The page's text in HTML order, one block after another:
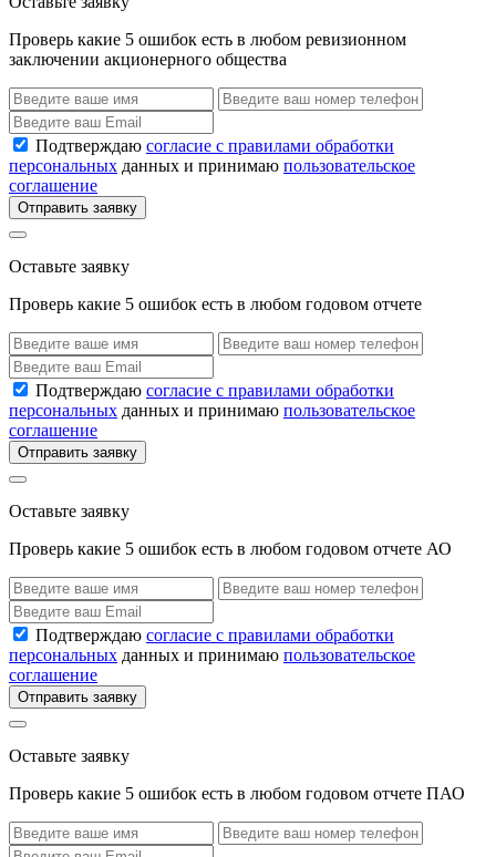
Проверь какие 5 ошибок есть в любом ревизионном
заключении акционерного общества
Подтверждаю согласие с правилами обработки
персональных данных и принимаю пользовательское
соглашение
Отправить заявку
Оставьте заявку
Проверь какие 5 ошибок есть в любом годовом отчете
Подтверждаю согласие с правилами обработки
персональных данных и принимаю пользовательское
соглашение
Отправить заявку
Оставьте заявку
Проверь какие 5 ошибок есть в любом годовом отчете АО
Подтверждаю согласие с правилами обработки
персональных данных и принимаю пользовательское
соглашение
Отправить заявку
Оставьте заявку
Проверь какие 5 ошибок есть в любом годовом отчете ПАО